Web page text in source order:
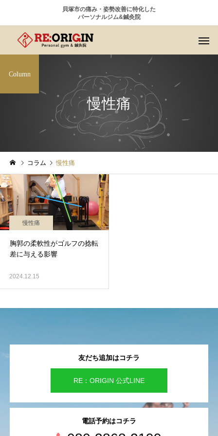
貝塚市の痛み・姿勢改善に特化した
パーソナルジム&鍼灸院
慢性痛
Column
コラム 慢性痛
慢性痛
胸郭の柔軟性がゴルフの捻転
差に与える影響
2024.12.15
友だち追加はコチラ
RE：ORIGIN 公式LINE
電話予約はコチラ